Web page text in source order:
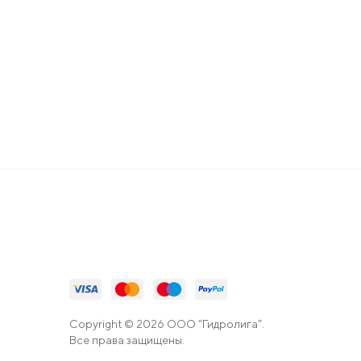
Copyright © 2026 ООО “Гидролига”.
Все права защищены.